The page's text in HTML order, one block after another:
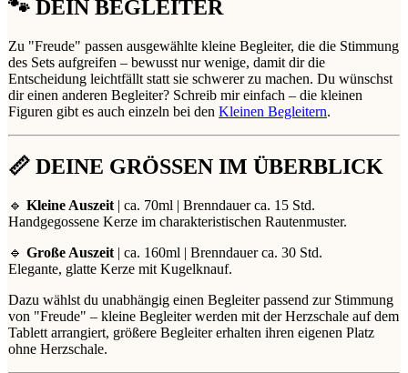
🐾 DEIN BEGLEITER
Zu "Freude" passen ausgewählte kleine Begleiter, die die Stimmung
des Sets aufgreifen – bewusst nur wenige, damit dir die
Entscheidung leichtfällt statt sie schwerer zu machen. Du wünschst
dir einen anderen Begleiter? Schreib mir einfach – die kleinen
Figuren gibt es auch einzeln bei den Kleinen Begleitern.
📏 DEINE GRÖSSEN IM ÜBERBLICK
🔹 Kleine Auszeit | ca. 70ml | Brenndauer ca. 15 Std.
Handgegossene Kerze im charakteristischen Rautenmuster.
🔹 Große Auszeit | ca. 160ml | Brenndauer ca. 30 Std.
Elegante, glatte Kerze mit Kugelknauf.
Dazu wählst du unabhängig einen Begleiter passend zur Stimmung
von "Freude" – kleine Begleiter werden mit der Herzschale auf dem
Tablett arrangiert, größere Begleiter erhalten ihren eigenen Platz
ohne Herzschale.